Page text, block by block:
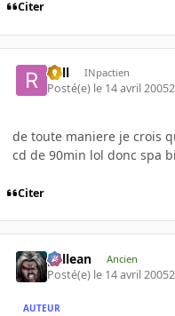
Citer
Rell INpactien
Posté(e) le 14 avril 2005
de toute maniere je crois
cd de 90min lol donc spa
Citer
gallean Ancien
Posté(e) le 14 avril 2005
AUTEUR